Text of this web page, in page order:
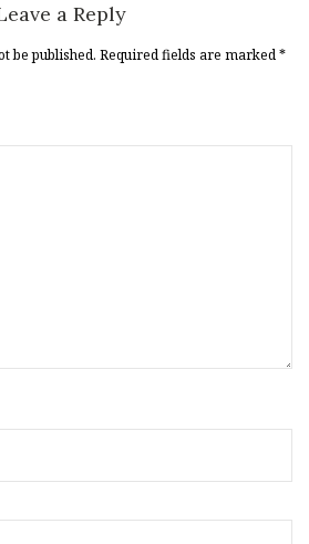
a Reply
be published. Required fields are marked*